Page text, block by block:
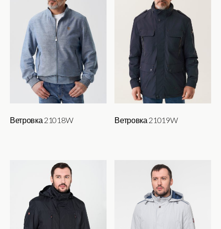
Ветровка 21018W Ветровка 21019W